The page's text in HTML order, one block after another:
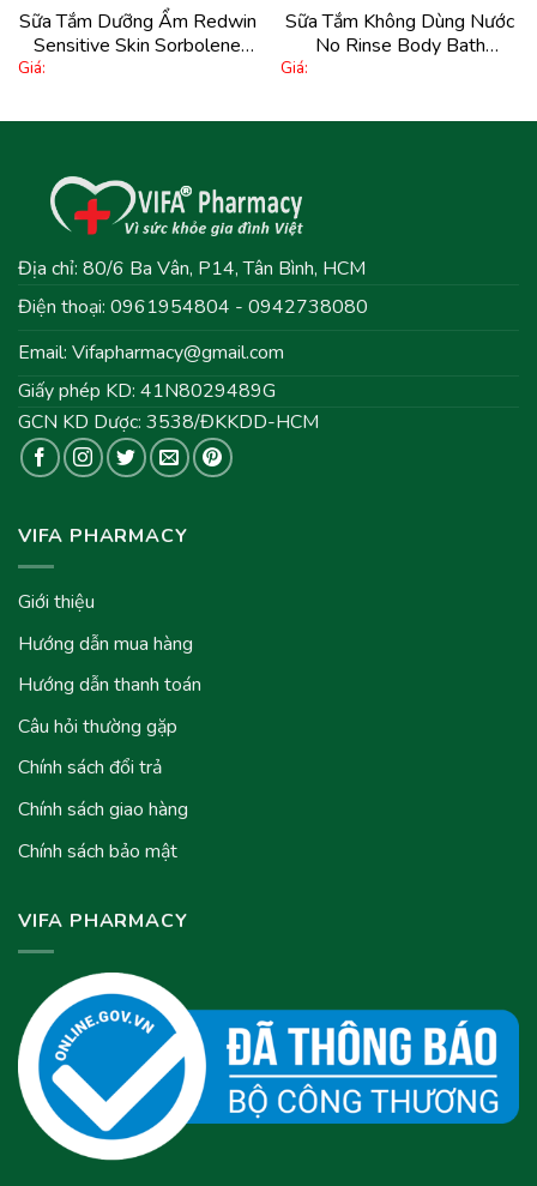
Sữa Tắm Dưỡng Ẩm Redwin
Sensitive Skin Sorbolene
Body Wash With Vitamin E
Giá:
Sữa Tắm Không Dùng Nước
No Rinse Body Bath
Giá:
Địa chỉ: 80/6 Ba Vân, P14, Tân Bình, HCM
Điện thoại: 0961954804 - 0942738080
Email: Vifapharmacy@gmail.com
Giấy phép KD: 41N8029489G
GCN KD Dược: 3538/ĐKKDD-HCM
VIFA PHARMACY
Giới thiệu
Hướng dẫn mua hàng
Hướng dẫn thanh toán
Câu hỏi thường gặp
Chính sách đổi trả
Chính sách giao hàng
Chính sách bảo mật
VIFA PHARMACY